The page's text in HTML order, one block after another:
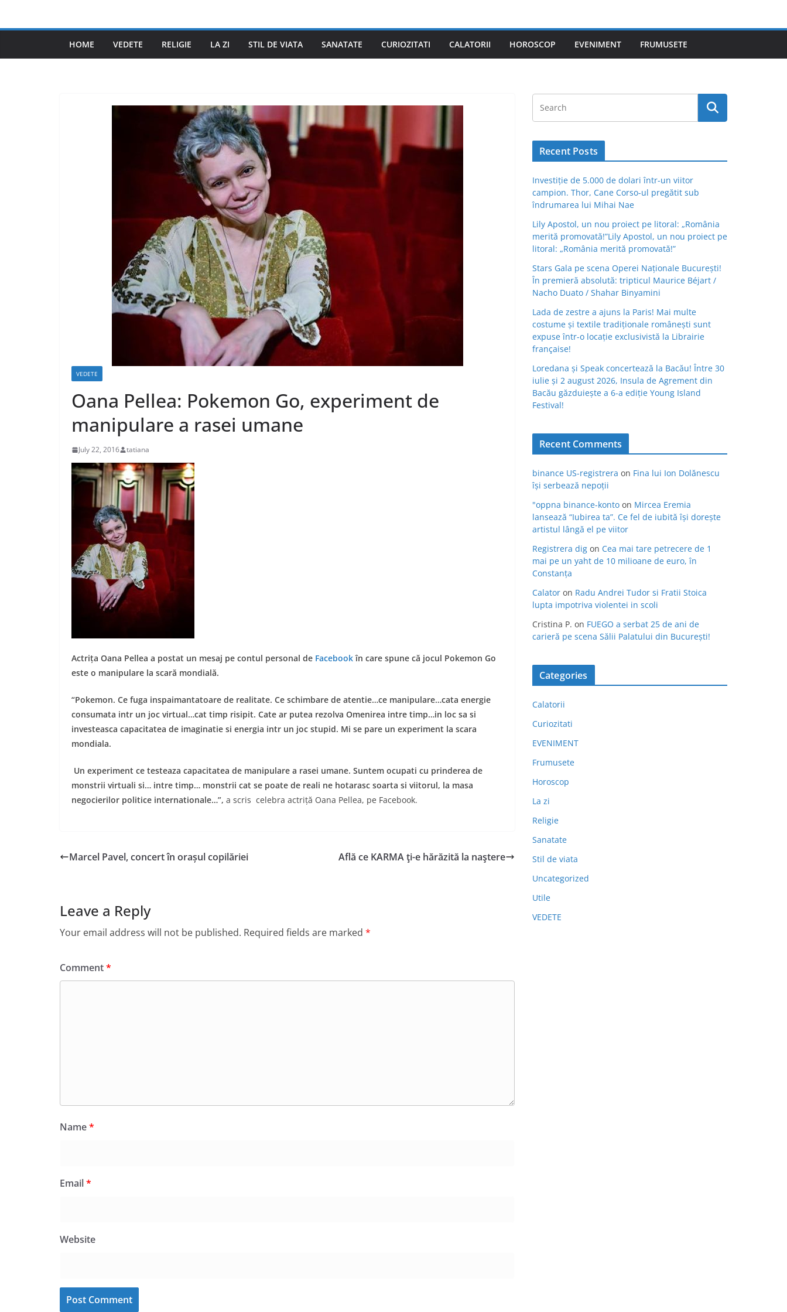
HOME VEDETE RELIGIE LA ZI STIL DE VIATA SANATATE CURIOZITATI CALATORII HOROSCOP EVENIMENT FRUMUSETE
VEDETE
Oana Pellea: Pokemon Go, experiment de
manipulare a rasei umane
July 22, 2016 tatiana
Actrița Oana Pellea a postat un mesaj pe contul personal de Facebookîn care spune că jocul Pokemon Go
este o manipulare la scară mondială.
“Pokemon. Ce fuga inspaimantatoare de realitate. Ce schimbare de atentie…ce manipulare…cata energie
consumata intr un joc virtual…cat timp risipit. Cate ar putea rezolva Omenirea intre timp…in loc sa si
investeasca capacitatea de imaginatie si energia intr un joc stupid. Mi se pare un experiment la scara
mondiala.
Un experiment ce testeaza capacitatea de manipulare a rasei umane. Suntem ocupati cu prinderea de
monstrii virtuali si… intre timp… monstrii cat se poate de reali ne hotarasc soarta si viitorul, la masa
negocierilor politice internationale…”, a scris celebra actriță Oana Pellea, pe Facebook.
Marcel Pavel, concert în orașul copilăriei Află ce KARMA ţi-e hărăzită la naştere
Leave a Reply
Your email address will not be published. Required fields are marked *
Comment*
Name*
Email*
Website
Recent Posts
Investiție de 5.000 de dolari într-un viitor
campion. Thor, Cane Corso-ul pregătit sub
îndrumarea lui Mihai Nae
Lily Apostol, un nou proiect pe litoral: „România
merită promovată!”Lily Apostol, un nou proiect pe
litoral: „România merită promovată!”
Stars Gala pe scena Operei Naționale București!
În premieră absolută: tripticul Maurice Béjart /
Nacho Duato / Shahar Binyamini
Lada de zestre a ajuns la Paris! Mai multe
costume și textile tradiționale românești sunt
expuse într-o locație exclusivistă la Librairie
française!
Loredana și Speak concertează la Bacău! Între 30
iulie și 2 august 2026, Insula de Agrement din
Bacău găzduiește a 6-a ediție Young Island
Festival!
Recent Comments
binance US-registrera on Fina lui Ion Dolănescu
își serbează nepoții
"oppna binance-konto on Mircea Eremia
lansează “Iubirea ta”. Ce fel de iubită își dorește
artistul lângă el pe viitor
Registrera dig on Cea mai tare petrecere de 1
mai pe un yaht de 10 milioane de euro, în
Constanța
Calator on Radu Andrei Tudor si Fratii Stoica
lupta impotriva violentei in scoli
Cristina P. on FUEGO a serbat 25 de ani de
carieră pe scena Sălii Palatului din București!
Categories
Calatorii
Curiozitati
EVENIMENT
Frumusete
Horoscop
La zi
Religie
Sanatate
Stil de viata
Uncategorized
Utile
VEDETE